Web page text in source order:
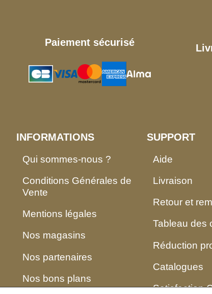
Paiement sécurisé
INFORMATIONS
Qui sommes-nous ?
Conditions Générales de
Vente
Mentions légales
Nos magasins
Nos partenaires
Nos bons plans
SUPPORT
Aide
Livraison
Retour et
Tableau des
Réduction
Catalogues
Satisfaction